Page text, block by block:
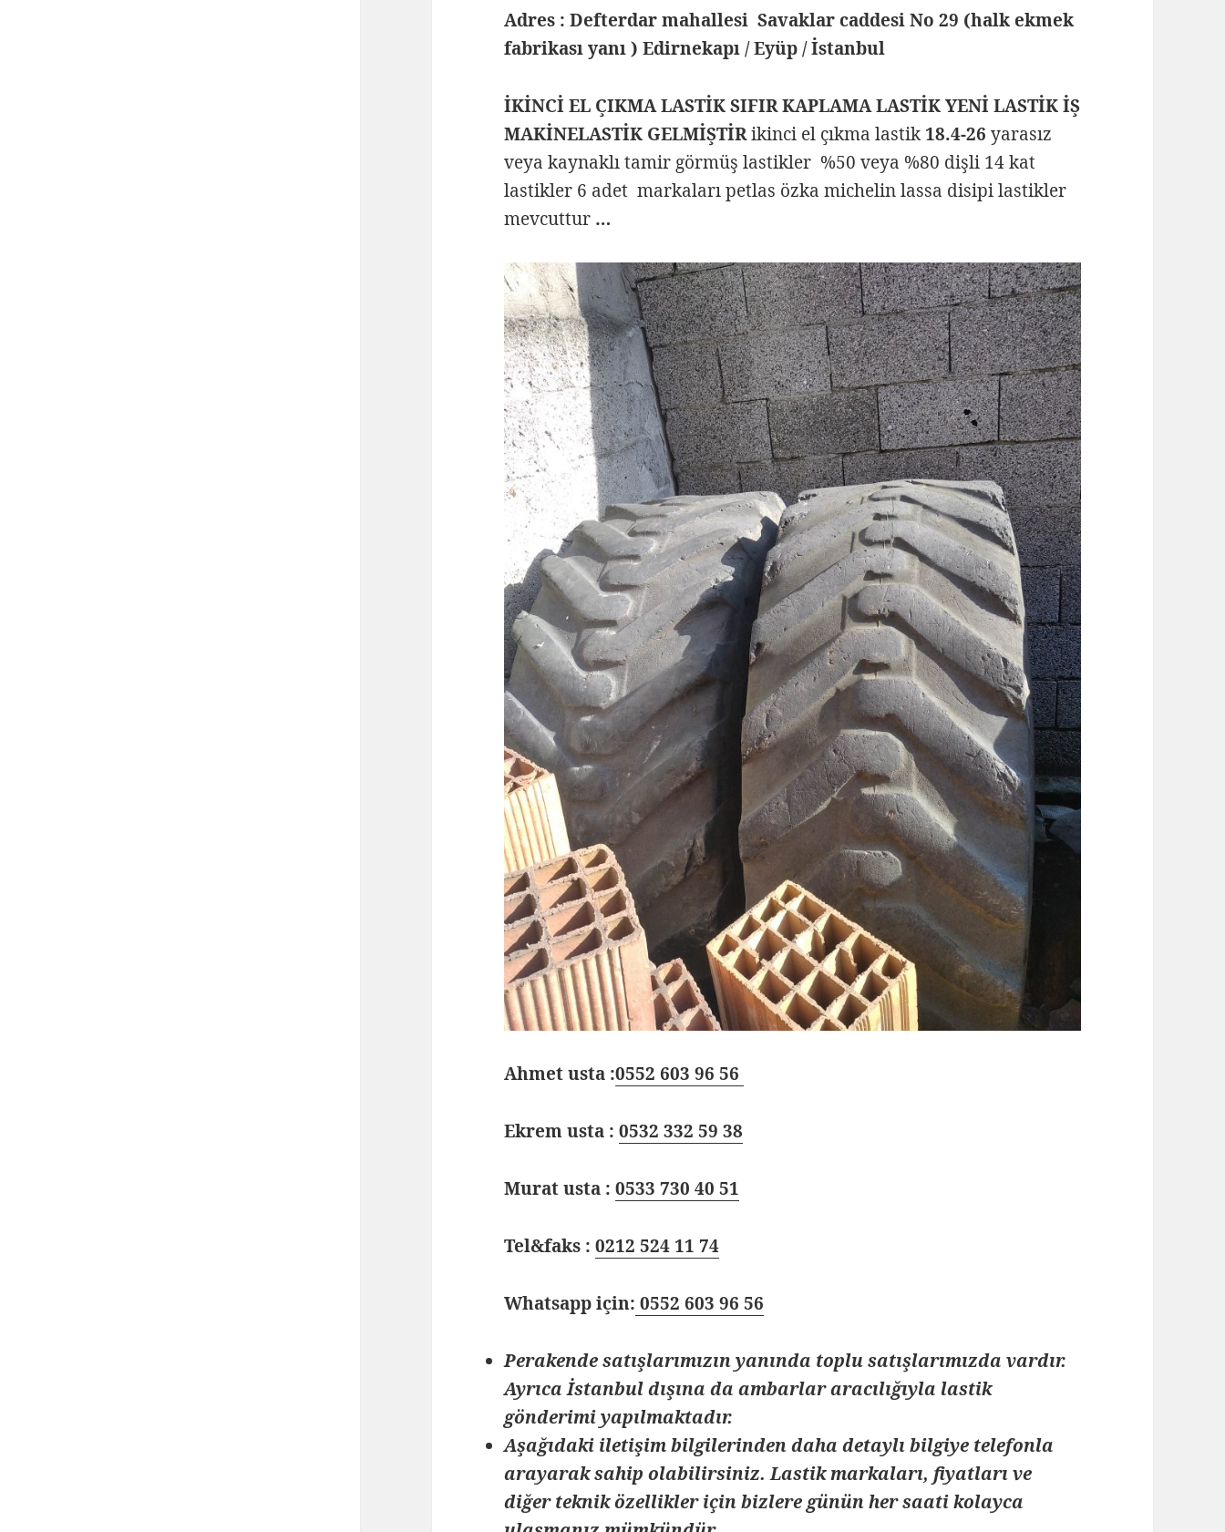
Adres : Defterdar mahallesi Savaklar caddesi No 29 (halk ekmek
fabrikası yanı ) Edirnekapı / Eyüp / İstanbul
İKİNCİ EL ÇIKMA LASTİK SIFIR KAPLAMA LASTİK YENİ LASTİK İŞ
MAKİNELASTİK GELMİŞTİRikinci el çıkma lastik18.4-26yarasız
veya kaynaklı tamir görmüş lastikler %50 veya %80 dişli 14 kat
lastikler 6 adet markaları petlas özka michelin lassa disipi lastikler
mevcuttur …
Ahmet usta :0552 603 96 56
Ekrem usta :0532 332 59 38
Murat usta :0533 730 40 51
Tel&faks :0212 524 11 74
Whatsapp için: 0552 603 96 56
Perakende satışlarımızın yanında toplu satışlarımızda vardır.
Ayrıca İstanbul dışına da ambarlar aracılığıyla lastik
gönderimi yapılmaktadır.
Aşağıdaki iletişim bilgilerinden daha detaylı bilgiye telefonla
arayarak sahip olabilirsiniz. Lastik markaları, fiyatları ve
diğer teknik özellikler için bizlere günün her saati kolayca